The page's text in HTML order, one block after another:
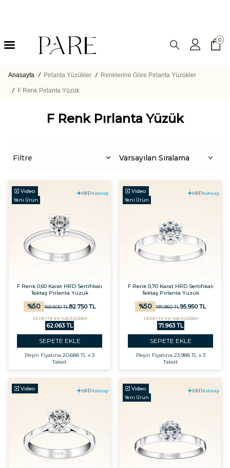
0
Anasayfa / Pırlanta Yüzükler / Renklerine Göre Pırlanta Yüzükler
/ F Renk Pırlanta Yüzük
F Renk Pırlanta Yüzük
Filtre
Video
Yeni Ürün
F Renk 0,60 Karat HRD Sertifikalı
Tektaş Pırlanta Yüzük
%50 165.500TL82.750TL
SEPETTE EK %25 İNDİRİM
62.063 TL
SEPETE EKLE
Peşin Fiyatına 20.688 TL x 3
Taksit
Video
Yeni Ürün
F Renk 0,70 Karat HRD Sertifikalı
Tektaş Pırlanta Yüzük
%50 191.950TL95.950TL
SEPETTE EK %25 İNDİRİM
71.963 TL
SEPETE EKLE
Peşin Fiyatına 23.988 TL x 3
Taksit
Video Video
Yeni Ürün